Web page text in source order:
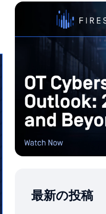
最新の投稿